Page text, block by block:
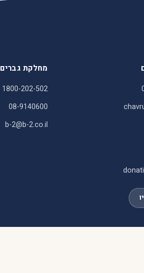
מחלקת גברים
1800-202-502
08-9140600
b-2@b-2.co.il